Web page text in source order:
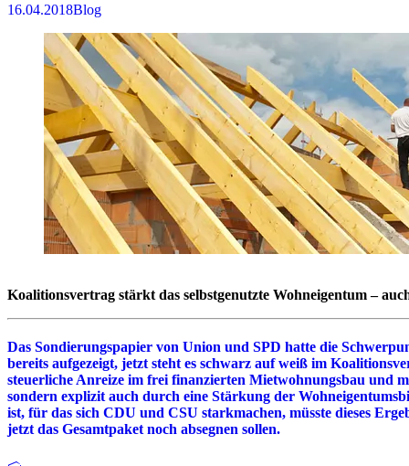
16.04.2018Blog
Koalitionsvertrag stärkt das selbstgenutzte Wohneigentum –
Das Sondierungspapier von Union und SPD hatte die
bereits aufgezeigt, jetzt steht es schwarz auf weiß im
steuerliche Anreize im frei finanzierten Mietwohnungsbau und
sondern explizit auch durch eine Stärkung der
ist, für das sich CDU und CSU starkmachen, müsste dieses
jetzt das Gesamtpaket noch absegnen sollen.